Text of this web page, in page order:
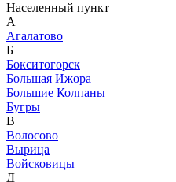
Населенный пункт
А
Агалатово
Б
Бокситогорск
Большая Ижора
Большие Колпаны
Бугры
В
Волосово
Вырица
Войсковицы
Д